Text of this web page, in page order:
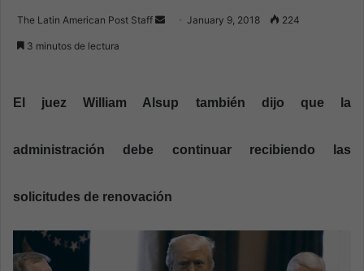
The Latin American Post Staff
a
i
January 9, 2018 224
3 minutos de lectura
El juez William Alsup también dijo que la
administración debe continuar recibiendo las
solicitudes de renovación